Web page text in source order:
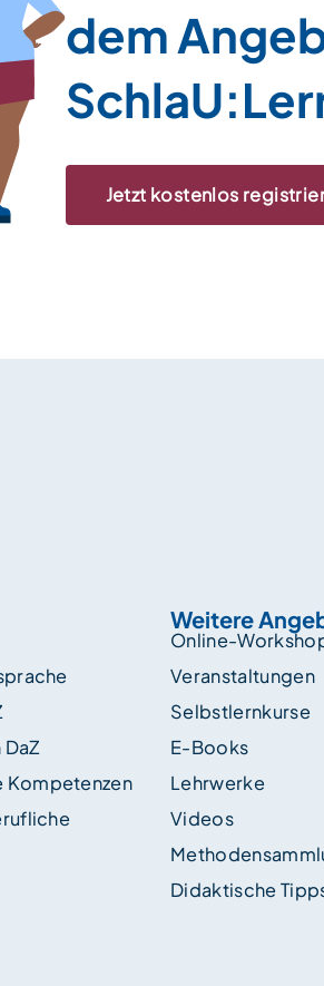
dem
Jetzt kostenlos
Weitere
Online-
Veranstaltungen
Selbstlernkurse
E-Books
Lehrwerke
Videos
Didaktische